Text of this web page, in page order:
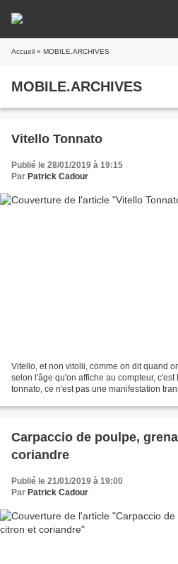
Accueil » MOBILE.ARCHIVES
MOBILE.ARCHIVES
Vitello Tonnato
Publié le 28/01/2019 à 19:15
Par Patrick Cadour
Vitello, et non vitolli, comme on dit quand
selon l'âge qu'on affiche au compteur,
tonnato, ce n'est pas une manifestation
Carpaccio de poulpe,
coriandre
Publié le 21/01/2019 à 19:00
Par Patrick Cadour